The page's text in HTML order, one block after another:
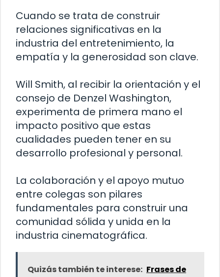
Cuando se trata de construir
relaciones significativas en la
industria del entretenimiento, la
empatía y la generosidad son clave.
Will Smith, al recibir la orientación y el
consejo de Denzel Washington,
experimenta de primera mano el
impacto positivo que estas
cualidades pueden tener en su
desarrollo profesional y personal.
La colaboración y el apoyo mutuo
entre colegas son pilares
fundamentales para construir una
comunidad sólida y unida en la
industria cinematográfica.
Quizás también te interese: Frases de